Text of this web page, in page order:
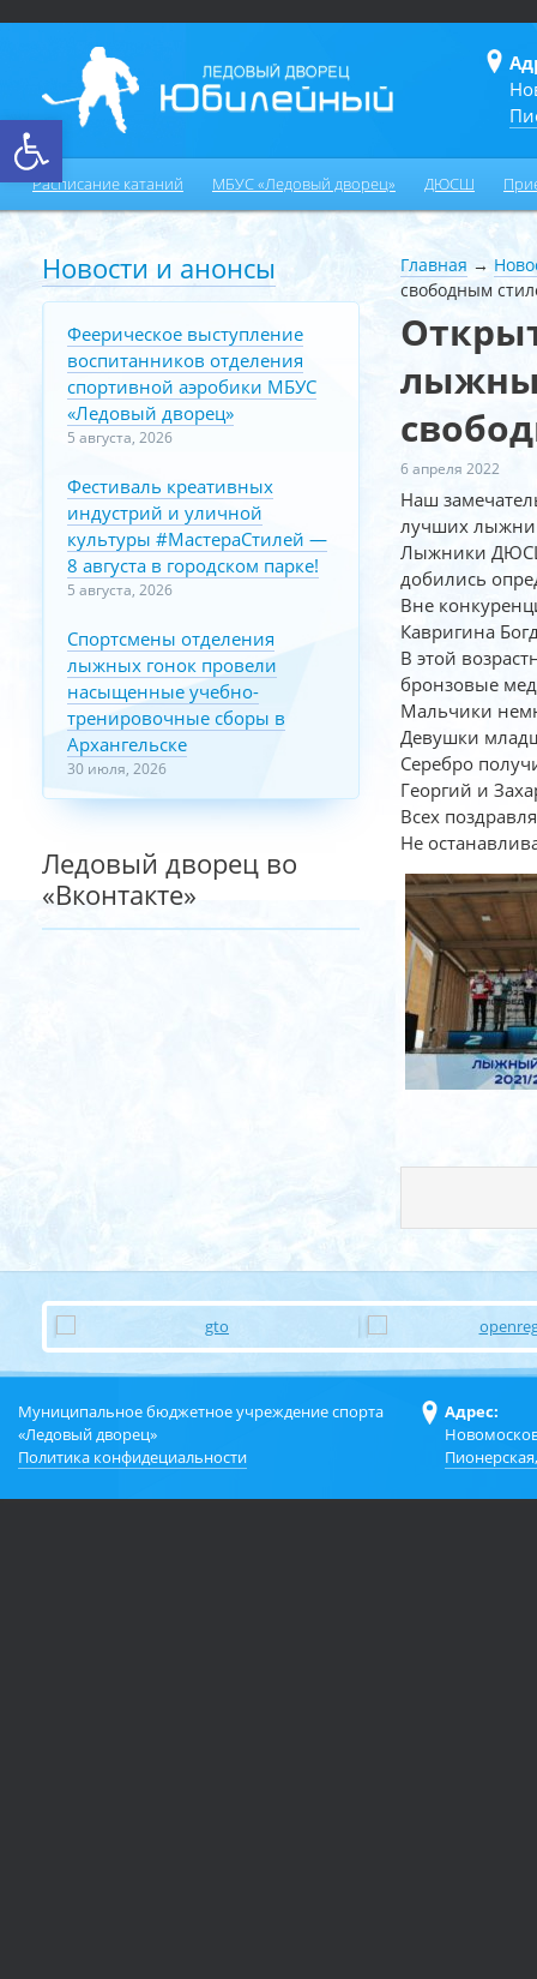
Открыть панель инструментов
Расписание катаний МБУС «Ледовый дворец» ДЮСШ
Главная →
свободным
6 апреля 2022
Наш
лучших
Лыжники ДЮСШ
добились
Вне
Кавригина
В этой
бронзовые
Мальчики
Девушки
Серебро
Георгий и
Всех
Не
Новости и анонсы
Феерическое выступление
воспитанников отделения
спортивной аэробики МБУС
«Ледовый дворец»
5 августа, 2026
Фестиваль креативных
индустрий и уличной
культуры #МастераСтилей —
8 августа в городском парке!
5 августа, 2026
Спортсмены отделения
лыжных гонок провели
насыщенные учебно-
тренировочные сборы в
Архангельске
30 июля, 2026
Ледовый дворец во
«Вконтакте»
Муниципальное бюджетное учреждение спорта
«Ледовый дворец»
Политика конфидециальности
Адрес: